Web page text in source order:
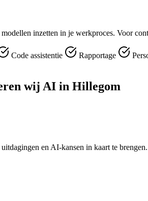
inzetten in je werkproces. Voor
Code assistentie Rapportage
wij AI in Hillegom
en AI-kansen in kaart te brengen.